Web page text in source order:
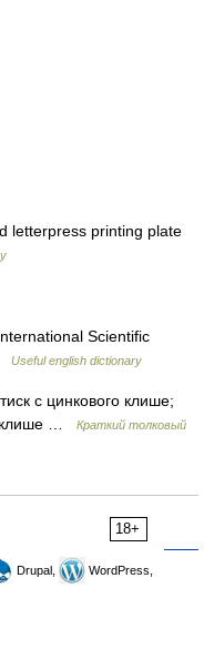
letterpress printing plate
Scientific
Useful english dictionary
с цинкового клише;
клише …
Краткий толковый
18+
Drupal,
WordPress,